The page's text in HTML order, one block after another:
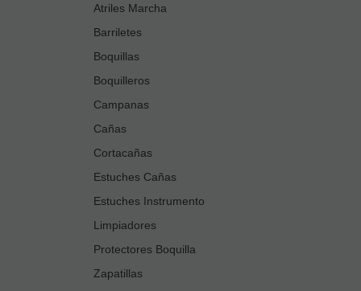
Atriles Marcha
Barriletes
Boquillas
Boquilleros
Campanas
Cañas
Cortacañas
Estuches Cañas
Estuches Instrumento
Limpiadores
Protectores Boquilla
Zapatillas